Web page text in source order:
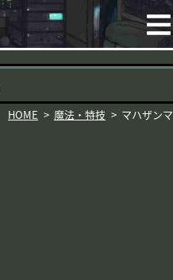
HOME 魔法・特技 マハザンマ